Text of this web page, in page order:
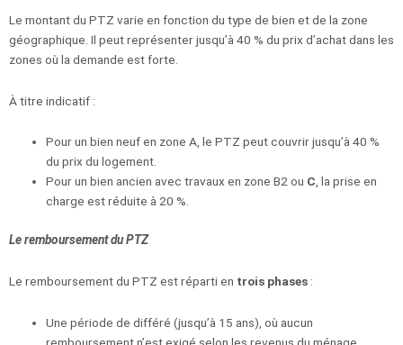
Le montant du PTZ varie en fonction du type de bien et de la zone
géographique. Il peut représenter jusqu’à 40 % du prix d’achat dans les
zones où la demande est forte.
À titre indicatif :
Pour un bien neuf en zone A, le PTZ peut couvrir jusqu’à 40 %
du prix du logement.
Pour un bien ancien avec travaux en zone B2 ou C, la prise en
charge est réduite à 20 %.
Le remboursement du PTZ
Le remboursement du PTZ est réparti en trois phases :
Une période de différé (jusqu’à 15 ans), où aucun